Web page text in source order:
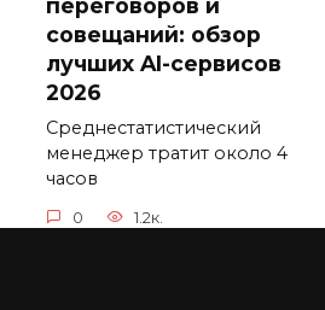
переговоров и
совещаний: обзор
лучших AI-сервисов
2026
Среднестатистический
менеджер тратит около 4
часов
0 1.2к.